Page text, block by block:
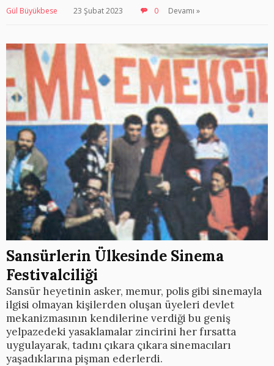
Gül Büyükbese 23 Şubat 2023 0 Devamı »
Sansürlerin Ülkesinde Sinema
Festivalciliği
Sansür heyetinin asker, memur, polis gibi sinemayla
ilgisi olmayan kişilerden oluşan üyeleri devlet
mekanizmasının kendilerine verdiği bu geniş
yelpazedeki yasaklamalar zincirini her fırsatta
uygulayarak, tadını çıkara çıkara sinemacıları
yaşadıklarına pişman ederlerdi.